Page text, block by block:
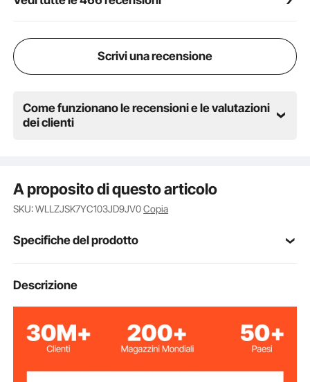
Scrivi una recensione
Come funzionano le recensioni e le valutazioni
dei clienti
A proposito di questo articolo
SKU: WLLZJSK7YC103JD9JV0Copia
Specifiche del prodotto
Numero modello
articolo
Quantità del set 10 pezzi
principale
acciaio al carbonio Q235
Descrizione